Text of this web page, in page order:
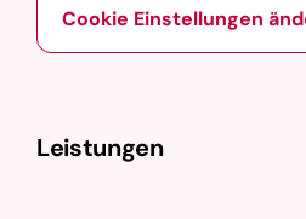
Cookie Einstellungen
Leistungen